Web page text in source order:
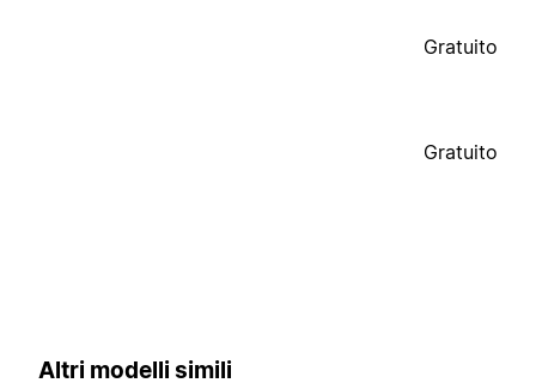
Gratuito
Gratuito
Altri modelli simili